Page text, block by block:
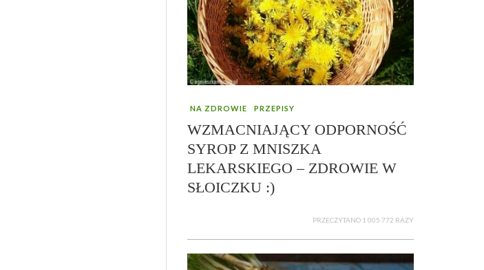
NA ZDROWIE PRZEPISY
WZMACNIAJĄCY ODPORNOŚĆ
SYROP Z MNISZKA
LEKARSKIEGO – ZDROWIE W
SŁOICZKU :)
PRZECZYTANO 1 005 772 RAZY